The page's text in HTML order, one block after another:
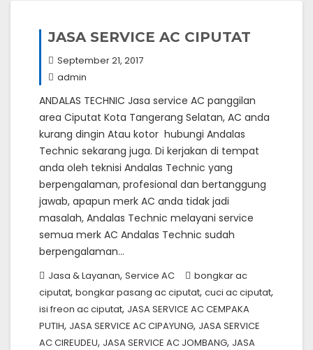
JASA SERVICE AC CIPUTAT
September 21, 2017
admin
ANDALAS TECHNIC Jasa service AC panggilan
area Ciputat Kota Tangerang Selatan, AC anda
kurang dingin Atau kotor hubungi Andalas
Technic sekarang juga. Di kerjakan di tempat
anda oleh teknisi Andalas Technic yang
berpengalaman, profesional dan bertanggung
jawab, apapun merk AC anda tidak jadi
masalah, Andalas Technic melayani service
semua merk AC Andalas Technic sudah
berpengalaman…
Jasa & Layanan, Service AC
bongkar ac
ciputat, bongkar pasang ac ciputat, cuci ac ciputat,
isi freon ac ciputat, JASA SERVICE AC CEMPAKA
PUTIH, JASA SERVICE AC CIPAYUNG, JASA SERVICE
AC CIREUDEU, JASA SERVICE AC JOMBANG, JASA